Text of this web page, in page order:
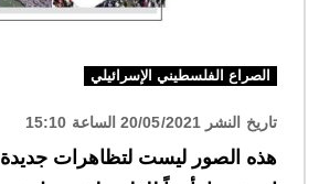
الصراع الفلسطيني الإسرائيلي
تاريخ النشر 20/05/2021 الساعة 15:10
هذه الصور ليست لتظاهرات